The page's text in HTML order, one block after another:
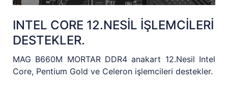
INTEL CORE 12.NESİL İŞLEMCİLERİ
DESTEKLER.
MAG B660M MORTAR DDR4 anakart 12.Nesil Intel
Core, Pentium Gold ve Celeron işlemcileri destekler.